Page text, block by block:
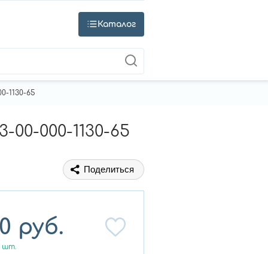
Каталог
1130-65
000-1130-65
Поделиться
руб.
шт.